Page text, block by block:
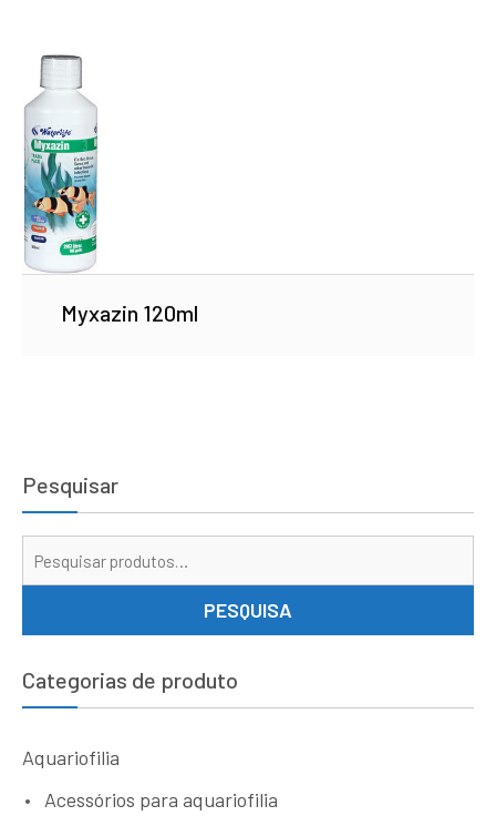
Myxazin 120ml
Pesquisar
PESQUISA
Categorias de produto
Aquariofilia
Acessórios para aquariofilia